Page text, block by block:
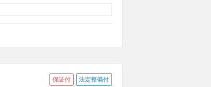
保証付 法定整備付